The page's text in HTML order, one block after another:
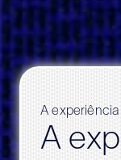
Slide 1 of 6.
A experiência
A